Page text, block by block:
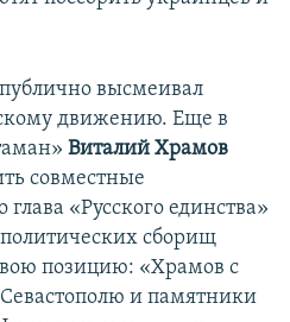
высмеивал
движению. Еще в
Виталий Храмов
совместные
«Русского единства»
сборищ
позицию: «Храмов с
и памятники